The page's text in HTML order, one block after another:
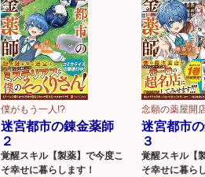
僕がもう一人!?
迷宮都市の錬金薬師
２
覚醒スキル【製薬】で今度こ
そ幸せに暮らします！
念願の薬屋開
迷宮都市
３
覚醒スキル【
そ幸せに暮ら